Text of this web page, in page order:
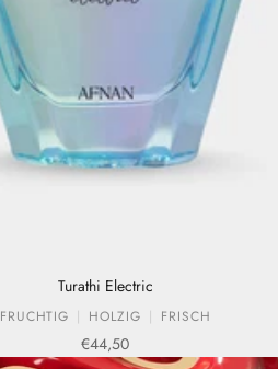
Turathi Electric
FRUCHTIG HOLZIG FRISCH
Verkaufspreis
€44,50